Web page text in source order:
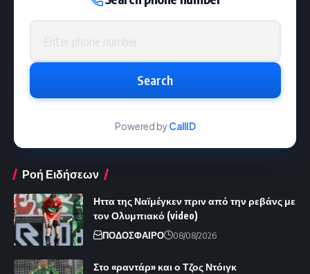
Phone number
Search
Powered byCallID
Ροή Ειδήσεων
Ηττα της Ναϊμέγκεν πριν από την ρεβάνς με
τον Ολυμπιακό (video)
ΠΟΔΟΣΦΑΙΡΟ 08/08/2026
Στο «ραντάρ» και ο Τζος Ντόιγκ